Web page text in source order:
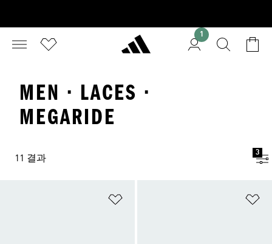
1
MEN · LACES ·
MEGARIDE
11 결과
3